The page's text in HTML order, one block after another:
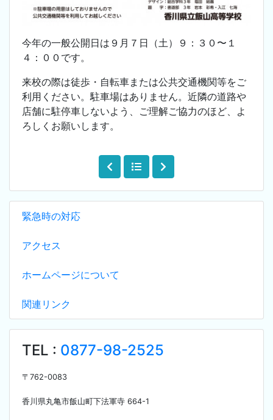
緊急時の対応
アクセス
ホームページについて
関連リンク
TEL : 0877-98-2525
〒 762-0083
香川県丸亀市飯山町下法軍寺 664-1
今年の一般公開日は９月７日（土）９：３０〜１
４：００です。
来校の際は徒歩・自転車または公共交通機関等をご
利用ください。駐車場はありません。近隣の道路や
店舗に駐停車しないよう、ご理解ご協力のほど、よ
ろしくお願いします。